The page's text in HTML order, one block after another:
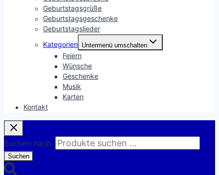
Geburtstagsgrüße
Geburtstagsgeschenke
Geburtstagslieder
Kategorien Untermenü umschalten
Feiern
Wünsche
Geschenke
Musik
Karten
Kontakt
Suchen nach:
Suchen